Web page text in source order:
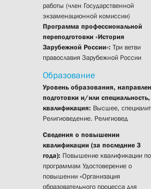
работы (член Государственной
экзаменационной комиссии)
Программа профессиональной
переподготовки «История
Зарубежной России»: Три ветви
православия Зарубежной России
Образование
Уровень образования,
подготовки и/или специальность,
квалификация: Высшее,
Религиоведение. Религиовед
Сведения о повышении
квалификации (за последние 3
года): Повышение квалификации по
программам Удостоверение о
повышении «Организация
образовательного процесса для